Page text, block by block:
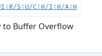
S:U/C:H/I:H/A:H
to Buffer Overflow